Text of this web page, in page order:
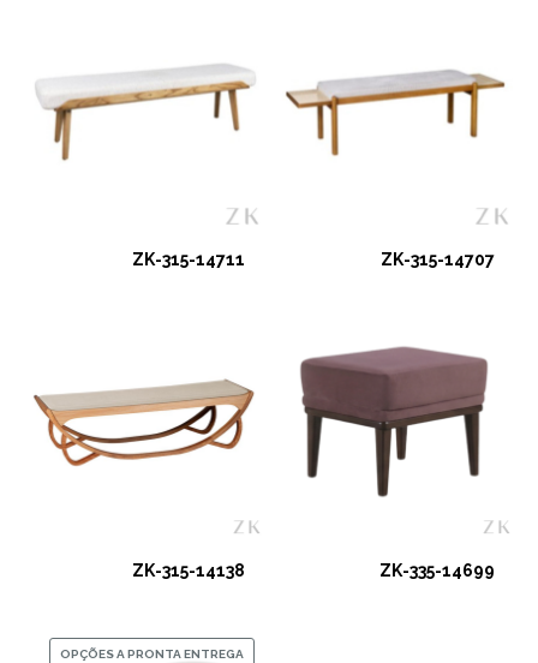
ZK-315-14711 ZK-315-14707
ZK-315-14138 ZK-335-14699
OPÇÕES A PRONTA ENTREGA